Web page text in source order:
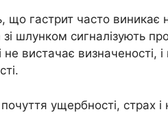
що гастрит часто виникає
шлунком сигналізують
вистачає визначеності, і
ущербності, страх